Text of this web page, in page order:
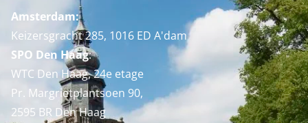
Amsterdam:
Keizersgracht 285, 1016 ED A'dam
SPO Den Haag:
WTC Den Haag, 24e etage
Pr. Margrietplantsoen 90,
2595 BR Den Haag